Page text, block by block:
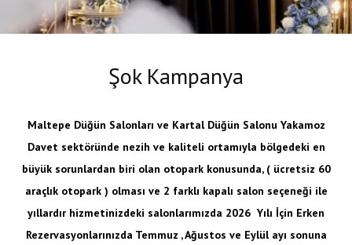
İLETIŞIM
Şok Kampanya
Maltepe Düğün Salonları ve Kartal Düğün Salonu Yakamoz
Davet sektöründe nezih ve kaliteli ortamıyla bölgedeki en
büyük sorunlardan biri olan otopark konusunda, ( ücretsiz 60
araçlık otopark ) olması ve 2 farklı kapalı salon seçeneği ile
yıllardır hizmetinizdeki salonlarımızda 2026 Yılı İçin Erken
Rezervasyonlarınızda Temmuz , Ağustos ve Eylül ayı sonuna